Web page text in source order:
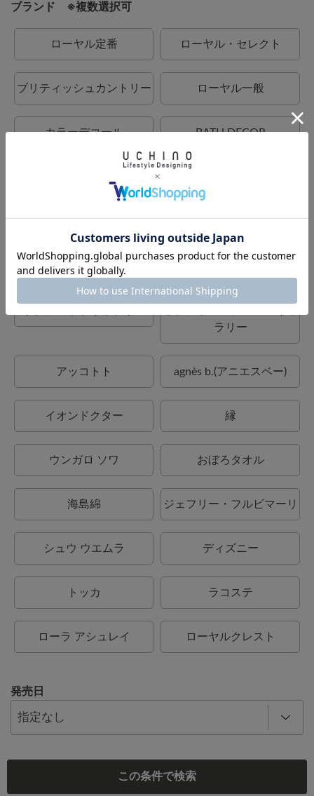
ブランド ※複数選択可
ローヤル定番 ローヤル・セレクト
ブリティッシュカントリー ローヤル一般
カラーデコール BATH DECOR
UCHINO TOUCH UCHINO×mucava
UCHINO art
ラリー
アッコトト agnès b.(アニエスベー)
イオンドクター 縁
ウンガロ ソワ おぼろタオル
海島綿 ジェフリー・フルビマーリ
シュウ ウエムラ ディズニー
トッカ ラコステ
ローラ アシュレイ ローヤルクレスト
発売日
この条件で検索